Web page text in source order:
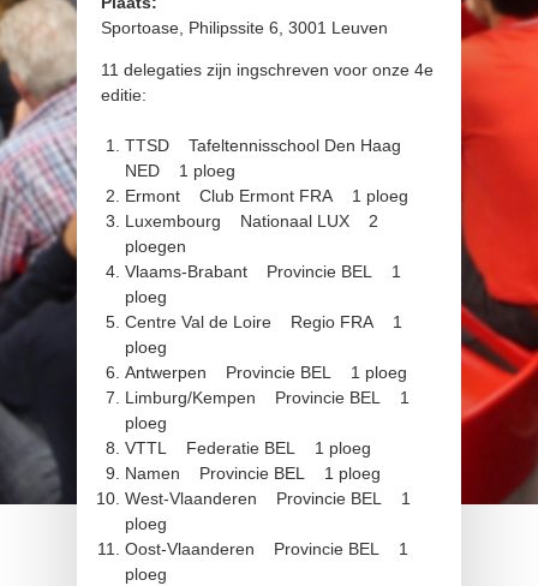
Sportoase, Philipssite 6, 3001 Leuven
11 delegaties zijn ingschreven voor onze 4e
editie:
TTSD Tafeltennisschool Den Haag
NED 1 ploeg
Ermont Club Ermont FRA 1 ploeg
Luxembourg Nationaal LUX 2
ploegen
Vlaams-Brabant Provincie BEL 1
ploeg
Centre Val de Loire Regio FRA 1
ploeg
Antwerpen Provincie BEL 1 ploeg
Limburg/Kempen Provincie BEL 1
ploeg
VTTL Federatie BEL 1 ploeg
Namen Provincie BEL 1 ploeg
West-Vlaanderen Provincie BEL 1
ploeg
Oost-Vlaanderen Provincie BEL 1
ploeg